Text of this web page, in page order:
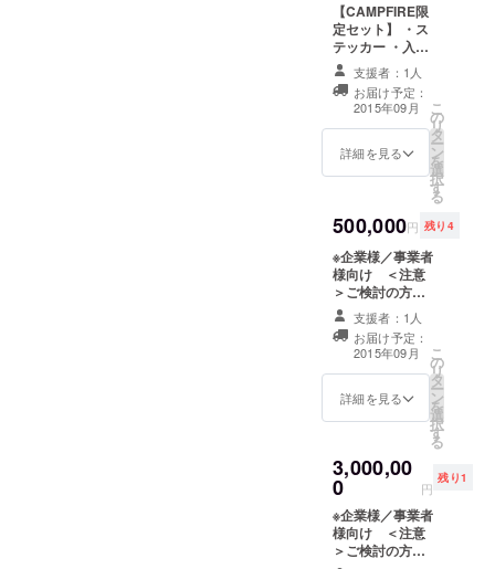
【CAMPFIRE限
定セット】 ・ス
テッカー ・入会
金無料券 ・1day
無料利用券 10
枚 ・「みんなで
つくる」券 ・
オープニングイ
ベントにご招待
ページ」にて、
紹介させて頂き
ます。
支援者：1人
お届け予定：
2015年09月
詳細を見る
こ
の
リ
タ
ー
ン
を
選
択
す
る
500,000円 残り4
※企業様／事業者
様向け ＜注意
＞ご検討の方は
決算前にご連絡
ください。 ・店
内にプレートを
飾らせて頂きま
す。 ・HPにロ
ゴを掲示させて
支援者：1人
お届け予定：
2015年09月
詳細を見る
こ
の
リ
タ
ー
ン
を
選
択
す
る
3,000,00
0 円
残り1
※企業様／事業者
様向け ＜注意
＞ご検討の方は